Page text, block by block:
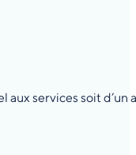
services soit d’un